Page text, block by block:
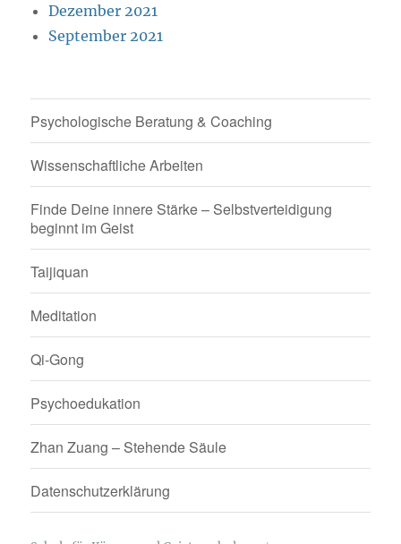
Dezember 2021
September 2021
Psychologische Beratung & Coaching
Wissenschaftliche Arbeiten
Finde Deine innere Stärke – Selbstverteidigung
beginnt im Geist
Taijiquan
Meditation
Qi-Gong
Psychoedukation
Zhan Zuang – Stehende Säule
Datenschutzerklärung